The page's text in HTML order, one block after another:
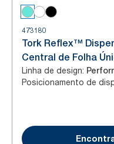
473180
Tork Reflex™
Central de Folha
Linha de design:
Posicionamento de